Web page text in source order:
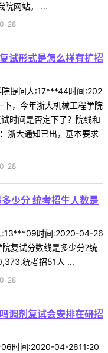
院网站。 ...
28
试形式是怎么样有扩招
院提问人:17***44时间:202
，今年浙大机械工程学院
时间是否定下了？院线和
浙大通知已出，基本要求
28
少分 统考招生人数是
:13***09时间:2020-04-26
复试分数线是多少分?统
统考招51人 ...
28
调剂复试会安排在研招
时间:2020-04-2611:20